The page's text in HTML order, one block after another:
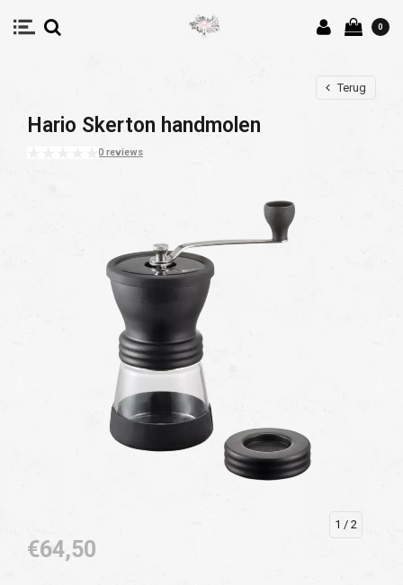
0
Terug
Hario Skerton handmolen
0 reviews
1 / 2
€64,50